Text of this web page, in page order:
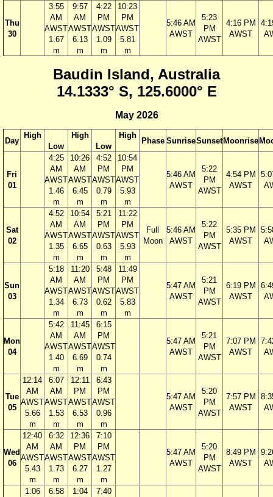
Thu
30
3:55
AM
AWST
1.67
m
9:57
AM
AWST
6.13
m
4:22
PM
AWST
1.09
m
10:23
PM
AWST
5.81
m
5:46 AM
AWST
5:23
PM
AWST
4:16 PM
AWST
Baudin Island, Australia
14.1333° S, 125.6000° E
May 2026
Day
High
Low
High
Low
High
Phase SunriseSunset Moonrise
Fri
01
4:25
AM
AWST
1.46
m
10:26
AM
AWST
6.45
m
4:52
PM
AWST
0.79
m
10:54
PM
AWST
5.93
m
5:46 AM
AWST
5:22
PM
AWST
4:54 PM
AWST
Sat
02
4:52
AM
AWST
1.35
m
10:54
AM
AWST
6.65
m
5:21
PM
AWST
0.63
m
11:22
PM
AWST
5.93
m
Full
Moon
5:46 AM
AWST
5:22
PM
AWST
5:35 PM
AWST
Sun
03
5:18
AM
AWST
1.34
m
11:20
AM
AWST
6.73
m
5:48
PM
AWST
0.62
m
11:49
PM
AWST
5.83
m
5:47 AM
AWST
5:21
PM
AWST
6:19 PM
AWST
Mon
04
5:42
AM
AWST
1.40
m
11:45
AM
AWST
6.69
m
6:15
PM
AWST
0.74
m
5:47 AM
AWST
5:21
PM
AWST
7:07 PM
AWST
Tue
05
12:14
AM
AWST
5.66
m
6:07
AM
AWST
1.53
m
12:11
PM
AWST
6.53
m
6:43
PM
AWST
0.96
m
5:47 AM
AWST
5:20
PM
AWST
7:57 PM
AWST
Wed
06
12:40
AM
AWST
5.43
m
6:32
AM
AWST
1.73
m
12:36
PM
AWST
6.27
m
7:10
PM
AWST
1.27
m
5:47 AM
AWST
5:20
PM
AWST
8:49 PM
AWST
1:06
6:58
1:04
7:40